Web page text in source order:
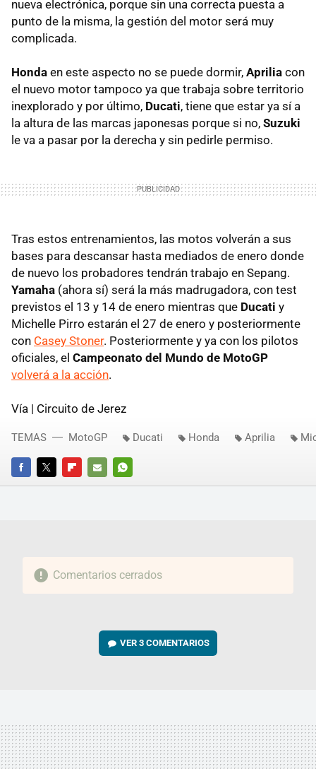
nueva electrónica, porque sin una correcta puesta a
punto de la misma, la gestión del motor será muy
complicada.
Honda en este aspecto no se puede dormir, Aprilia con
el nuevo motor tampoco ya que trabaja sobre territorio
inexplorado y por último, Ducati, tiene que estar ya sí a
la altura de las marcas japonesas porque si no, Suzuki
le va a pasar por la derecha y sin pedirle permiso.
Tras estos entrenamientos, las motos volverán a sus
bases para descansar hasta mediados de enero donde
de nuevo los probadores tendrán trabajo en Sepang.
Yamaha (ahora sí) será la más madrugadora, con test
previstos el 13 y 14 de enero mientras que Ducati y
Michelle Pirro estarán el 27 de enero y posteriormente
con Casey Stoner. Posteriormente y ya con los pilotos
oficiales, el Campeonato del Mundo de MotoGP
volverá a la acción.
Vía | Circuito de Jerez
FACEBOOKTWITTERFLIPBOARD
E-
WHATSAPP
TEMAS MotoGP Ducati Honda Aprilia
Comentarios cerrados
VER3 COMENTARIOS